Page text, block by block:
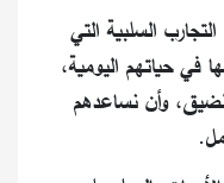
السلبية التي
في حياتهم اليومية،
وأن نساعدهم